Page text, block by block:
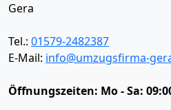
Gera
Tel.: 01579-2482387
E-Mail: info@umzugsfirma-
Öffnungszeiten: Mo - Sa: